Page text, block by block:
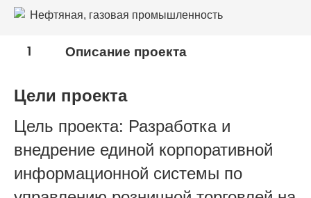
Нефтяная, газовая промышленность
Торговля
1 Описание проекта
Цели проекта
Цель проекта: Разработка и
внедрение единой корпоративной
информационной системы по